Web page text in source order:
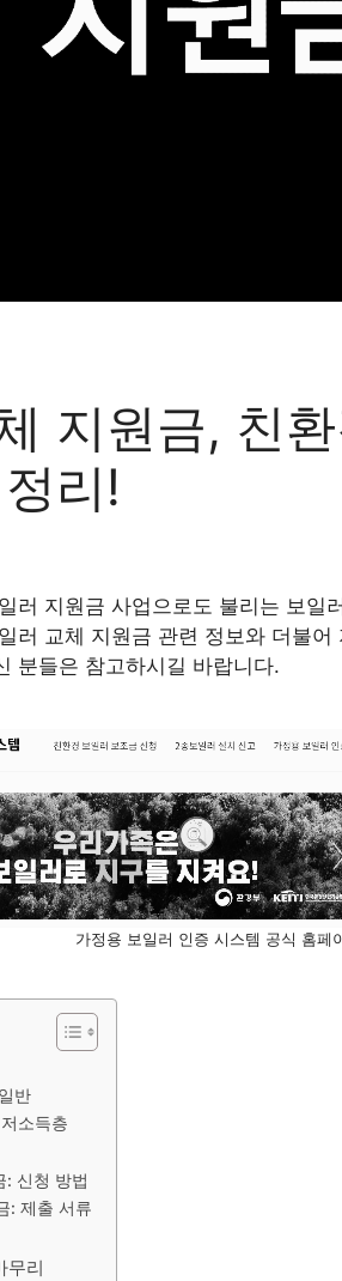
지원금, 친
리!
러 지원금 사업으로도 불리는 보일
러 교체 지원금 관련 정보와 더불
분들은 참고하시길 바랍니다.
가정용 보일러 인증 시스템 공식 홈페
반
소득층
: 신청 방법
: 제출 서류
무리